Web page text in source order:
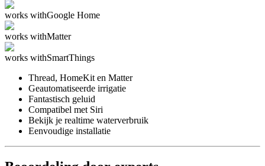
works withGoogle Home
works withMatter
works withSmartThings
Thread, HomeKit en Matter
Geautomatiseerde irrigatie
Fantastisch geluid
Compatibel met Siri
Bekijk je realtime waterverbruik
Eenvoudige installatie